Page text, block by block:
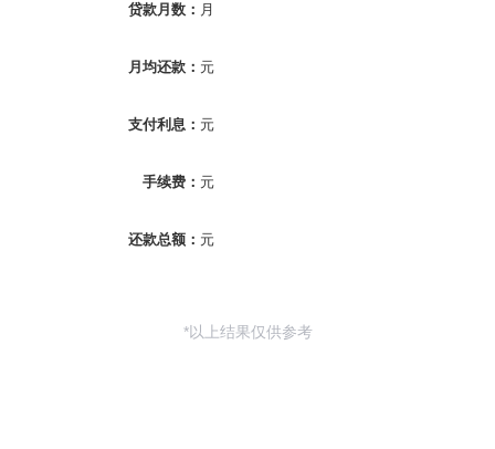
贷款月数： 月
月均还款： 元
支付利息： 元
手续费： 元
还款总额： 元
*以上结果仅供参考